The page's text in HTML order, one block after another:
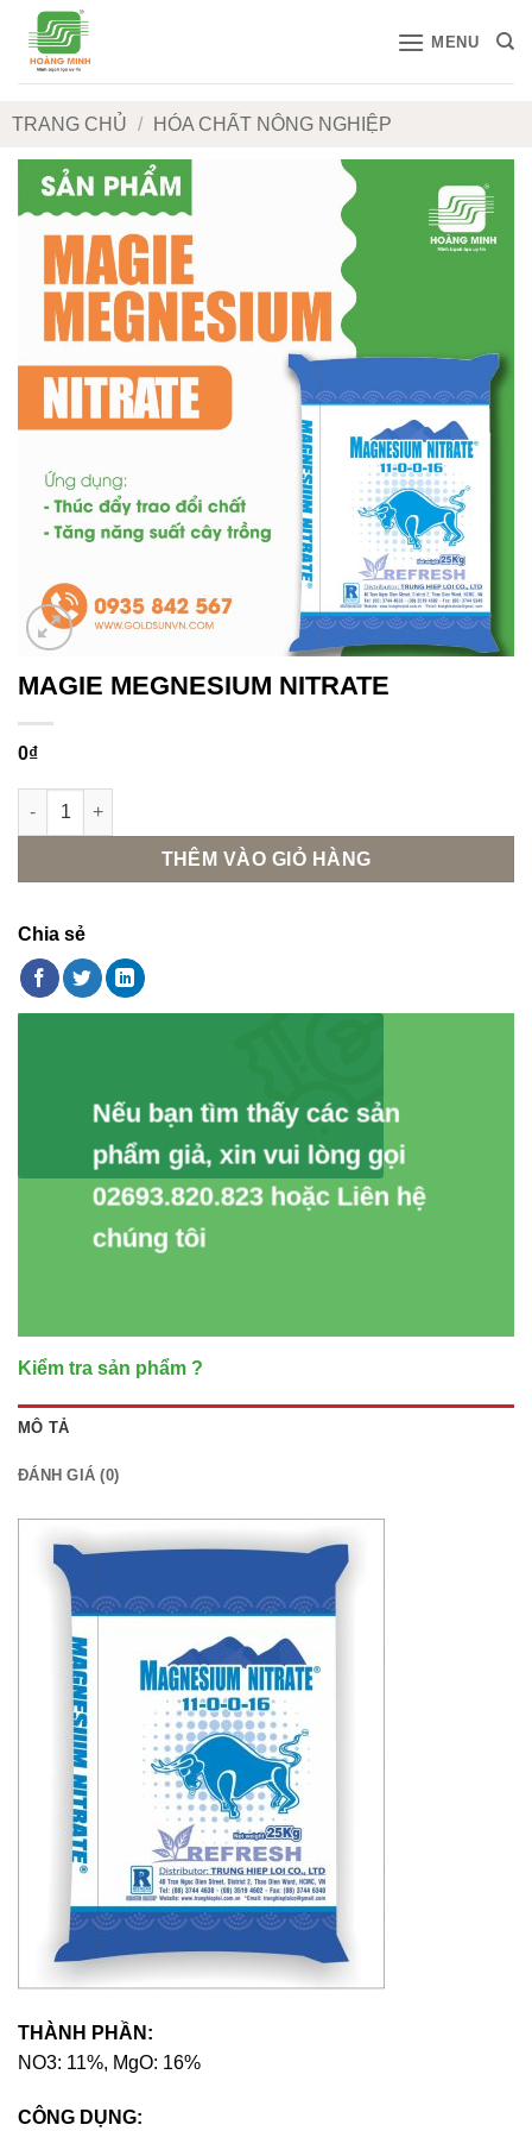
qua
MENU
TRANG CHỦ / HÓA CHẤT NÔNG NGHIỆP
MAGIE MEGNESIUM NITRATE
0₫
MAGIE MEGNESIUM NITRATE số lượng
THÊM VÀO GIỎ HÀNG
Chia sẻ
Nếu bạn tìm thấy các sản
phẩm giả, xin vui lòng gọi
02693.820.823 hoặc Liên hệ
chúng tôi
Kiểm tra sản phẩm ?
MÔ TẢ
ĐÁNH GIÁ (0)
THÀNH PHẦN:
NO3: 11%, MgO: 16%
CÔNG DỤNG: